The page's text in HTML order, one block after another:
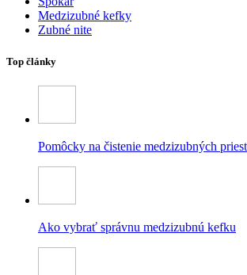
Medzizubné kefky
Zubné nite
Top články
Pomôcky na čistenie medzizubných
Ako vybrať správnu medzizubnú kefku